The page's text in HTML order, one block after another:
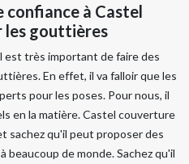
confiance à Castel
les gouttières
est très important de faire des
En effet, il va falloir que les
pour les poses. Pour nous, il
en la matière. Castel couverture
sachez qu'il peut proposer des
de monde. Sachez qu'il